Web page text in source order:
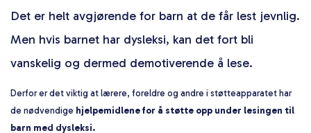
Det er helt avgjørende for barn at de får lest jevnlig.
Men hvis barnet har dysleksi, kan det fort bli
vanskelig og dermed demotiverende å lese.
Derfor er det viktig at lærere, foreldre og andre i støtteapparatet har
de nødvendige hjelpemidlene for å støtte opp under lesingen til
barn med dysleksi.